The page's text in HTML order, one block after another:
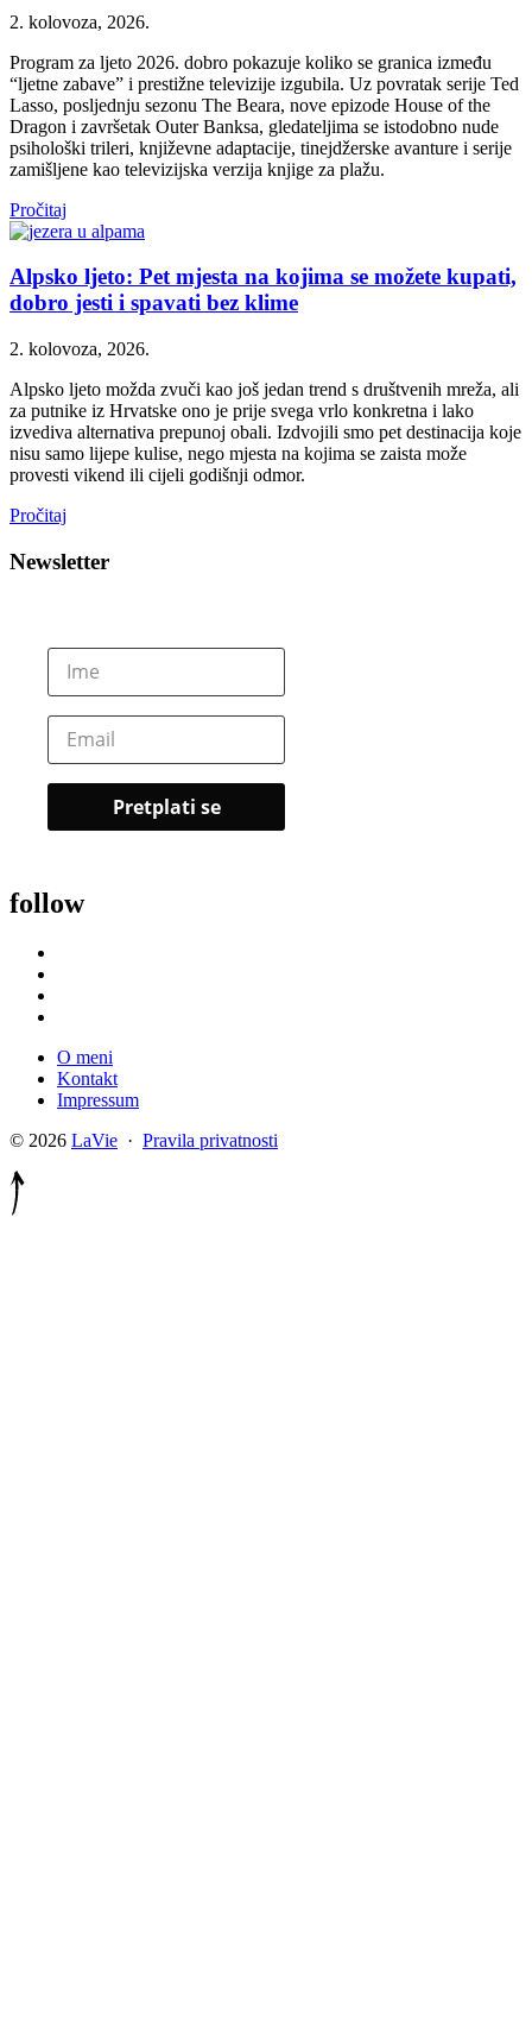
2. kolovoza, 2026.
Program za ljeto 2026. dobro pokazuje koliko se granica između
“ljetne zabave” i prestižne televizije izgubila. Uz povratak serije Ted
Lasso, posljednju sezonu The Beara, nove epizode House of the
Dragon i završetak Outer Banksa, gledateljima se istodobno nude
psihološki trileri, književne adaptacije, tinejdžerske avanture i serije
zamišljene kao televizijska verzija knjige za plažu.
Pročitaj
Alpsko ljeto: Pet mjesta na kojima se možete kupati,
dobro jesti i spavati bez klime
2. kolovoza, 2026.
Alpsko ljeto možda zvuči kao još jedan trend s društvenih mreža, ali
za putnike iz Hrvatske ono je prije svega vrlo konkretna i lako
izvediva alternativa prepunoj obali. Izdvojili smo pet destinacija koje
nisu samo lijepe kulise, nego mjesta na kojima se zaista može
provesti vikend ili cijeli godišnji odmor.
Pročitaj
Newsletter
follow
O meni
Kontakt
Impressum
© 2026 LaVie · Pravila privatnosti